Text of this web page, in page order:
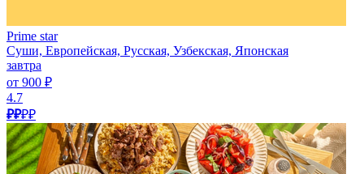
Prime star
Суши, Европейская, Русская, Узбекская, Японская
завтра
от 900 ₽
4.7
₽₽₽₽